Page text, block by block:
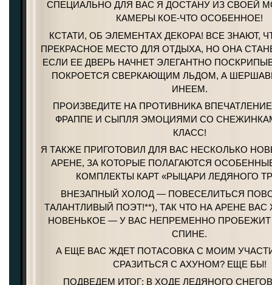
СПЕЦИАЛЬНО ДЛЯ ВАС Я ДОСТАНУ ИЗ СВОЕЙ
КАМЕРЫ КОЕ-ЧТО ОСОБЕННОЕ!
КСТАТИ, ОБ ЭЛЕМЕНТАХ ДЕКОРА! ВСЕ ЗНАЮТ,
ПРЕКРАСНОЕ МЕСТО ДЛЯ ОТДЫХА, НО ОНА
ЕСЛИ ЕЕ ДВЕРЬ НАЧНЕТ ЭЛЕГАНТНО
ПОКРОЕТСЯ СВЕРКАЮЩИМ ЛЬДОМ, А
ИНЕЕМ.
ПРОИЗВЕДИТЕ НА ПРОТИВНИКА
ФРАППЕ И СЫПЛЯ ЭМОЦИЯМИ СО
КЛАСС!
Я ТАКЖЕ ПРИГОТОВИЛ ДЛЯ ВАС НЕСКОЛЬКО
АРЕНЕ, ЗА КОТОРЫЕ ПОЛАГАЮТСЯ
КОМПЛЕКТЫ КАРТ «РЫЦАРИ ЛЕДЯНОГО
ВНЕЗАПНЫЙ ХОЛОД — ПОВЕСЕЛИТЬСЯ
ТАЛАНТЛИВЫЙ ПОЭТ!**), ТАК ЧТО НА АРЕНЕ ВАС
НОВЕНЬКОЕ — У ВАС НЕПРЕМЕННО
СПИНЕ.
А ЕЩЕ ВАС ЖДЕТ ПОТАСОВКА С МОИМ
СРАЗИТЬСЯ С АХУНОМ? ЕЩЕ БЫ!
ПОДВЕДЕМ ИТОГ: В ХОДЕ ЛЕДЯНОГО